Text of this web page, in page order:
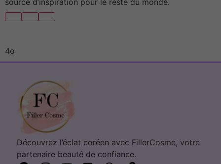
source d’inspiration pour le reste du monde.
4o
Découvrez l’éclat coréen avec FillerCosme, votre
partenaire beauté de confiance.